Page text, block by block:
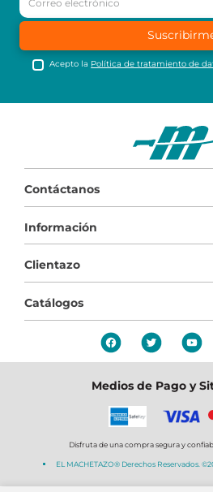
Acepto la Política de tratamiento de
Contáctanos
Información
Clientazo
Catálogos
Medios de Pago y
Disfruta de una compra segura y
EL MACHETAZO® Derechos Reservados.